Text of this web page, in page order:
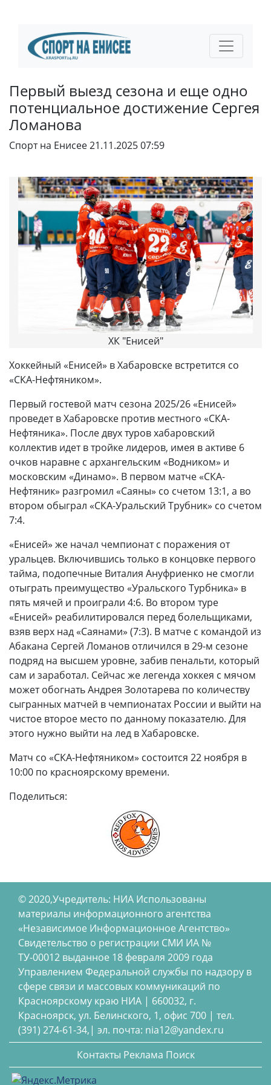
Первый выезд сезона и еще одно
потенциальное достижение Сергея
Ломанова
Спорт на Енисее21.11.2025 07:59
ХК "Енисей"
Хоккейный «Енисей» в Хабаровске встретится со
«СКА-Нефтяником».
Первый гостевой матч сезона 2025/26 «Енисей»
проведет в Хабаровске против местного «СКА-
Нефтяника». После двух туров хабаровский
коллектив идет в тройке лидеров, имея в активе 6
очков наравне с архангельским «Водником» и
московским «Динамо». В первом матче «СКА-
Нефтяник» разгромил «Саяны» со счетом 13:1, а во
втором обыграл «СКА-Уральский Трубник» со счетом
7:4.
«Енисей» же начал чемпионат с поражения от
уральцев. Включившись только в концовке первого
тайма, подопечные Виталия Ануфриенко не смогли
отыграть преимущество «Уральского Турбника» в
пять мячей и проиграли 4:6. Во втором туре
«Енисей» реабилитировался перед болельщиками,
взяв верх над «Саянами» (7:3). В матче с командой из
Абакана Сергей Ломанов отличился в 29-м сезоне
подряд на высшем уровне, забив пенальти, который
сам и заработал. Сейчас же легенда хоккея с мячом
может обогнать Андрея Золотарева по количеству
сыгранных матчей в чемпионатах России и выйти на
чистое второе место по данному показателю. Для
этого нужно выйти на лед в Хабаровске.
Матч со «СКА-Нефтяником» состоится 22 ноября в
10:00 по красноярскому времени.
Поделиться:
© 2020,Учредитель: НИА Использованы
материалы информационного агентства
«Независимое Информационное Агентство»
Свидетельство о регистрации СМИ ИА №
ТУ-00012 выданное 18 февраля 2009 года
Управлением Федеральной службы по надзору в
сфере связи и массовых коммуникаций по
Красноярскому краю НИА | 660032, г.
Красноярск, ул. Белинского, 1, офис 700 | тел.
(391) 274-61-34,| эл. почта: nia12@yandex.ru
Контакты Реклама Поиск